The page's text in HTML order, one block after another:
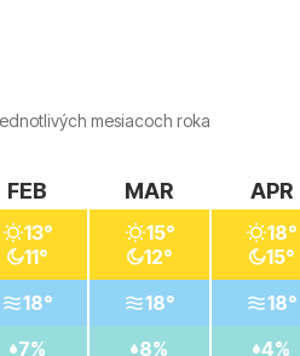
mesiacoch roka
FEB
13°
11°
18°
7%
MAR
15°
12°
18°
8%
APR
18°
15°
18°
4%